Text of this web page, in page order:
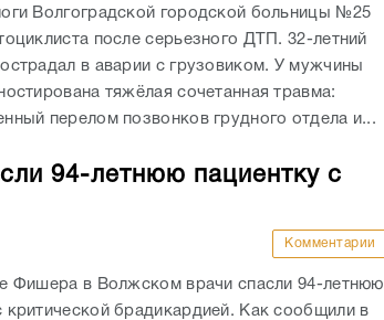
Волгоградской городской больницы №25
после серьезного ДТП. 32-летний
в аварии с грузовиком. У мужчины
тяжёлая сочетанная травма:
перелом позвонков грудного отдела и...
94-летнюю пациентку с
Комментарии
Фишера в Волжском врачи спасли 94-летнюю
брадикардией. Как сообщили в